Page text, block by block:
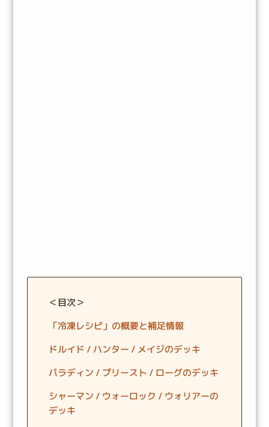
＜目次＞
「冷凍レシピ」の概要と補足情報
ドルイド / ハンター / メイジのデッキ
パラディン / プリースト / ローグのデッキ
シャーマン / ウォーロック / ウォリアーの
デッキ